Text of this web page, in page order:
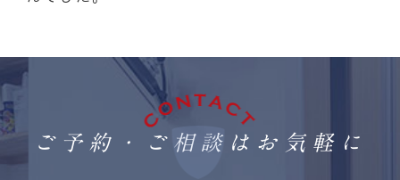
ご予約・ご相談はお気軽に